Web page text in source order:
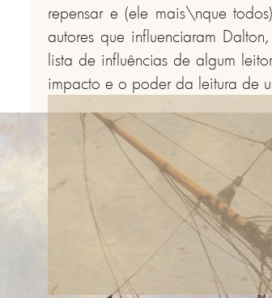
repensar e (ele mais\nque
autores que influenciaram
lista de influências de algum
impacto e o poder da leitura de